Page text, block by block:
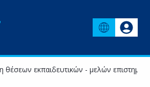
θέσεων εκπαιδευτικών - μελών